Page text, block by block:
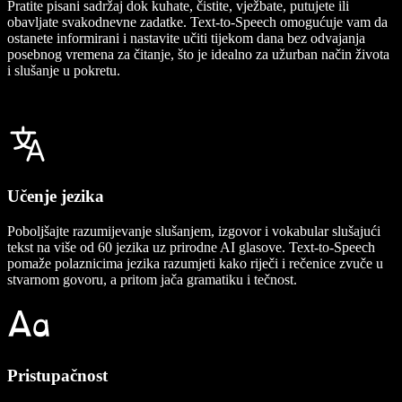
Pratite pisani sadržaj dok kuhate, čistite, vježbate, putujete ili
obavljate svakodnevne zadatke. Text-to-Speech omogućuje vam da
ostanete informirani i nastavite učiti tijekom dana bez odvajanja
posebnog vremena za čitanje, što je idealno za užurban način života
i slušanje u pokretu.
Učenje jezika
Poboljšajte razumijevanje slušanjem, izgovor i vokabular slušajući
tekst na više od 60 jezika uz prirodne AI glasove. Text-to-Speech
pomaže polaznicima jezika razumjeti kako riječi i rečenice zvuče u
stvarnom govoru, a pritom jača gramatiku i tečnost.
Pristupačnost